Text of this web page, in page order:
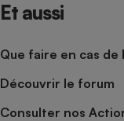
Et aussi
Que faire en cas de
Découvrir le forum
Consulter nos